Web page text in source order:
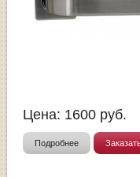
Цена: 1600 руб.
Подробнее